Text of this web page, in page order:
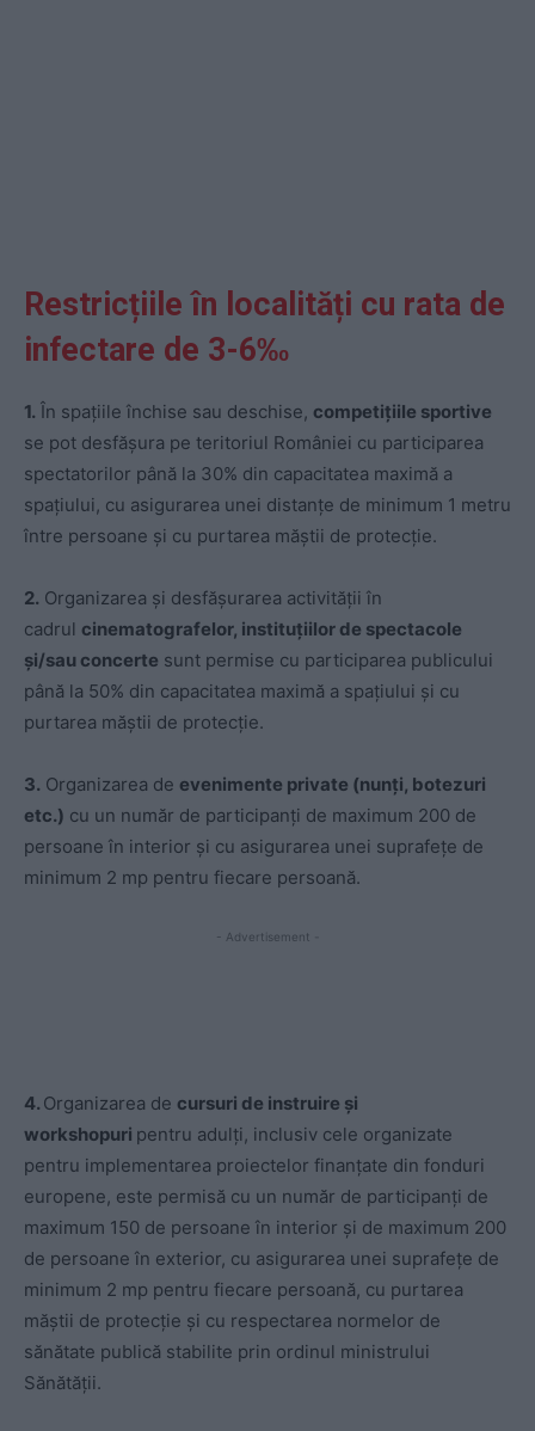
Restricțiile în localități cu rata de
infectare de 3-6‰
1. În spațiile închise sau deschise, competițiile sportive
se pot desfășura pe teritoriul României cu participarea
spectatorilor până la 30% din capacitatea maximă a
spațiului, cu asigurarea unei distanțe de minimum 1 metru
între persoane și cu purtarea măștii de protecție.
2. Organizarea și desfășurarea activității în
cadrul cinematografelor, instituțiilor de spectacole
și/sau concerte sunt permise cu participarea publicului
până la 50% din capacitatea maximă a spațiului și cu
purtarea măștii de protecție.
3. Organizarea de evenimente private (nunți, botezuri
etc.) cu un număr de participanți de maximum 200 de
persoane în interior și cu asigurarea unei suprafețe de
minimum 2 mp pentru fiecare persoană.
- Advertisement -
4. Organizarea de cursuri de instruire și
workshopuri pentru adulți, inclusiv cele organizate
pentru implementarea proiectelor finanțate din fonduri
europene, este permisă cu un număr de participanți de
maximum 150 de persoane în interior și de maximum 200
de persoane în exterior, cu asigurarea unei suprafețe de
minimum 2 mp pentru fiecare persoană, cu purtarea
măștii de protecție și cu respectarea normelor de
sănătate publică stabilite prin ordinul ministrului
Sănătății.